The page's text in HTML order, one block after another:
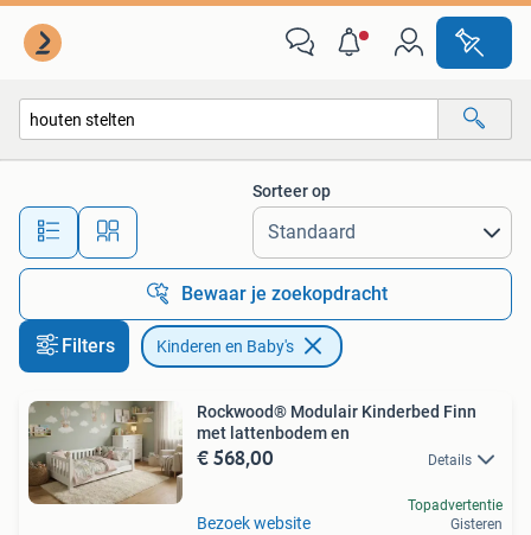
Alle afstanden…
Sorteer op
Bewaar je zoekopdracht
Filters Kinderen en Baby's
Rockwood® Modulair Kinderbed Finn
met lattenbodem en
€ 568,00 Details
Bezoek website
Topadvertentie
Gisteren